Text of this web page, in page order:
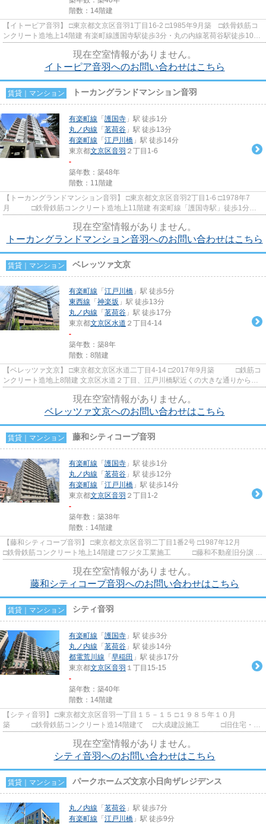
階数：14階建
【イトーピア音羽】 □東京都文京区音羽1丁目16-2 □1985年9月築 □鉄骨鉄筋コ
ンクリート造地上14階建 有楽町線護国寺駅徒歩3分・丸の内線茗荷谷駅徒歩10分
現在空室情報がありません。
イトーピア音羽へのお問い合わせはこちら
賃貸｜マンション トーカングランドマンション音羽
有楽町線 「 護国寺 」駅 徒歩1分
丸ノ内線 「 茗荷谷 」駅 徒歩13分
有楽町線 「 江戸川橋 」駅 徒歩14分
東京都文京区音羽 ２丁目1-6
-
築年数：築48年
階数：11階建
【トーカングランドマンション音羽】 □東京都文京区音羽2丁目1-6 □1978年7
月 □鉄骨鉄筋コンクリート造地上11階建 有楽町線「護国寺駅」徒歩1分の
現在空室情報がありません。
トーカングランドマンション音羽へのお問い合わせはこちら
賃貸｜マンション ベレッツァ文京
有楽町線 「 江戸川橋 」駅 徒歩5分
東西線 「 神楽坂 」駅 徒歩13分
丸ノ内線 「 茗荷谷 」駅 徒歩17分
東京都文京区水道 ２丁目4-14
-
築年数：築8年
階数：8階建
【ベレッツァ文京】 □東京都文京区水道二丁目4-14 □2017年9月築 □鉄筋コ
ンクリート造地上8階建 文京区水道２丁目、江戸川橋駅近くの大きな通りから中
現在空室情報がありません。
ベレッツァ文京へのお問い合わせはこちら
賃貸｜マンション 藤和シティコープ音羽
有楽町線 「 護国寺 」駅 徒歩1分
丸ノ内線 「 茗荷谷 」駅 徒歩12分
有楽町線 「 江戸川橋 」駅 徒歩14分
東京都文京区音羽 ２丁目1-2
-
築年数：築38年
階数：14階建
【藤和シティコープ音羽】 □東京都文京区音羽二丁目1番2号 □1987年12月
□鉄骨鉄筋コンクリート地上14階建 □フジタ工業施工 □藤和不動産旧分譲 有
現在空室情報がありません。
藤和シティコープ音羽へのお問い合わせはこちら
賃貸｜マンション シティ音羽
有楽町線 「 護国寺 」駅 徒歩3分
丸ノ内線 「 茗荷谷 」駅 徒歩14分
都電荒川線 「 早稲田 」駅 徒歩17分
東京都文京区音羽 １丁目15-15
-
築年数：築40年
階数：14階建
【シティ音羽】 □東京都文京区音羽一丁目１５－１５ □１９８５年１０月
築 □鉄骨鉄筋コンクリート造14階建て □大成建設施工 □旧住宅・都
現在空室情報がありません。
シティ音羽へのお問い合わせはこちら
賃貸｜マンション パークホームズ文京小日向ザレジデンス
丸ノ内線 「 茗荷谷 」駅 徒歩7分
有楽町線 「 江戸川橋 」駅 徒歩9分